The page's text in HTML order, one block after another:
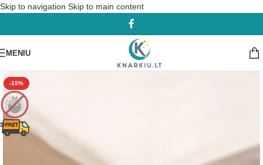
Skip to navigation Skip to main content
MENIU
-15%